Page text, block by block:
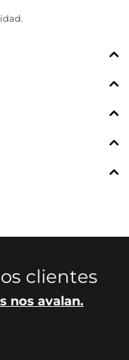
clientes
nos avalan.